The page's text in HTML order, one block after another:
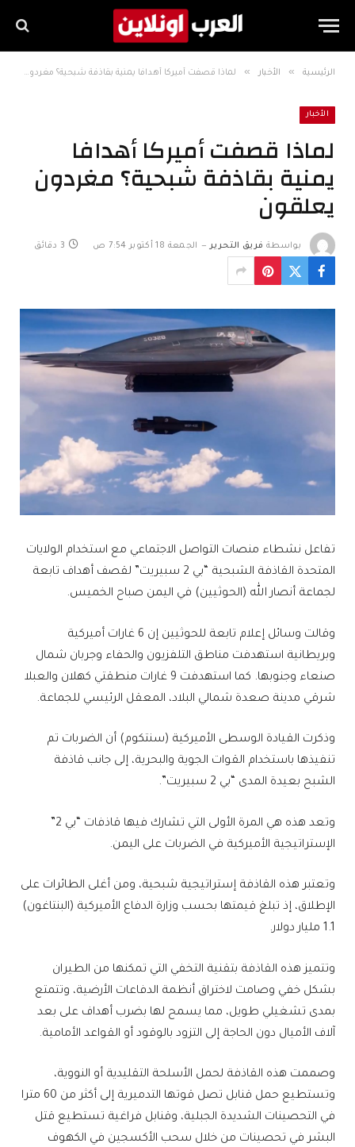
الرئيسية » الأخبار » لماذا قصفت أميركا أهدافا يمنية بقاذفة شبحية؟ مغردون يعلقون
الأخبار
لماذا قصفت أميركا أهدافا
يمنية بقاذفة شبحية؟ مغردون
يعلقون
بواسطة فريق التحرير الجمعة 18 أكتوبر 7:54 ص 3 دقائق
تفاعل نشطاء منصات التواصل الاجتماعي مع استخدام الولايات
المتحدة القاذفة الشبحية “بي 2 سبيريت” لقصف أهداف تابعة
لجماعة أنصار الله (الحوثيين) في اليمن صباح الخميس.
وقالت وسائل إعلام تابعة للحوثيين إن 6 غارات أميركية
وبريطانية استهدفت مناطق التلفزيون والحفاء وجربان شمال
صنعاء وجنوبها. كما استهدفت 9 غارات منطقتي كهلان والعبلا
شرقي مدينة صعدة شمالي البلاد، المعقل الرئيسي للجماعة.
وذكرت القيادة الوسطى الأميركية (سنتكوم) أن الضربات تم
تنفيذها باستخدام القوات الجوية والبحرية، إلى جانب قاذفة
الشبح بعيدة المدى “بي 2 سبيريت”.
وتعد هذه هي المرة الأولى التي تشارك فيها قاذفات “بي 2”
الإستراتيجية الأميركية في الضربات على اليمن.
وتعتبر هذه القاذفة إستراتيجية شبحية، ومن أغلى الطائرات على
الإطلاق، إذ تبلغ قيمتها بحسب وزارة الدفاع الأميركية (البنتاغون)
1.1 مليار دولار.
وتتميز هذه القاذفة بتقنية التخفي التي تمكنها من الطيران
‏بشكل خفي وصامت لاختراق أنظمة الدفاعات الأرضية، وتتمتع
بمدى تشغيلي طويل، ‏مما يسمح لها بضرب أهداف على بعد
آلاف الأميال دون ‏الحاجة إلى التزود بالوقود أو القواعد الأمامية.
وصممت هذه القاذفة لحمل الأسلحة التقليدية أو النووية،
وتستطيع حمل قنابل تصل قوتها التدميرية إلى أكثر من 60 مترا
في التحصينات الشديدة الجبلية، وقنابل فراغية تستطيع قتل
البشر في تحصينات من خلال سحب الأكسجين في الكهوف